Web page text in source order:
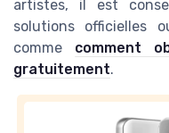
artistes, il est
solutions officielles
comme comment
gratuitement.